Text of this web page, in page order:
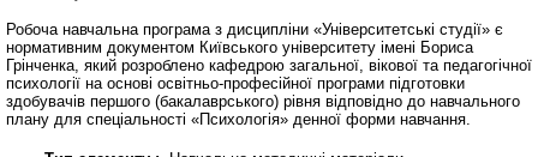
Робоча навчальна програма з дисципліни «Університетські студії» є
нормативним документом Київського університету імені Бориса
Грінченка, який розроблено кафедрою загальної, вікової та педагогічної
психології на основі освітньо-професійної програми підготовки
здобувачів першого (бакалаврського) рівня відповідно до навчального
плану для спеціальності «Психологія» денної форми навчання.